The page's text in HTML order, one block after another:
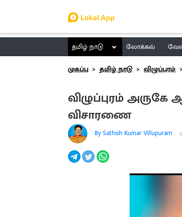
தமிழ் நாடு லோக்கல்
முகப்பு
தமிழ் நாடு விழுப்புரம்
விழுப்புரம்
விசாரணை
By Sathish Kumar Villupuram